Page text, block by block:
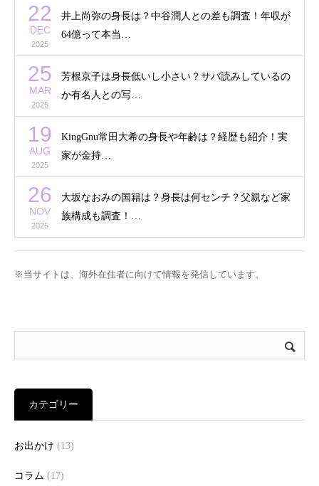
22
DEC
2025
井上尚弥の身長は？中谷潤人との差も調査！年収が
64億って本当…
25
MAR
2025
芳根京子は身長低いし小さい？サバ読みしているの
か有名人との写…
19
AUG
2025
KingGnu常田大希の身長や年齢は？経歴も紹介！実
家が金持…
26
NOV
2025
大坂なおみの国籍は？身長は何センチ？父親など家
族構成も調査！…
※当サイトは、海外在住者に向けて情報を発信しています。
カテゴリー
お出かけ (13)
コラム (17)